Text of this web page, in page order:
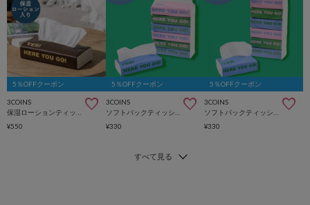
5％OFFクーポン
3COINS
¥550
5％OFFクーポン
3COINS
¥330
5％OFFクーポン
3COINS
¥330